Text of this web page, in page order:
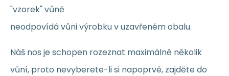
"vzorek" vůně
neodpovídá vůni výrobku v uzavřeném obalu.
Náš nos je schopen rozeznat maximálně několik
vůní, proto nevyberete-li si napoprvé, zajděte do